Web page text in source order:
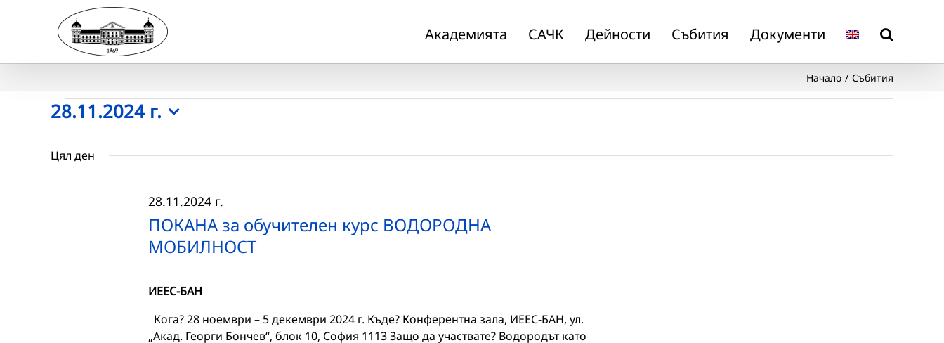
Академията САЧК Дейности Събития Документи
Начало Събития
Събития
for
28.11.2024 г.
date.
Цял ден
ПОКАНА за обучителен курс ВОДОРОДНА
МОБИЛНОСТ
28.11.2024 г.
ИЕЕС-БАН
Кога? 28 ноември – 5 декември 2024 г. Къде? Конферентна зала, ИЕЕС-БАН, ул.
„Акад. Георги Бончев“, блок 10, София 1113 Защо да участвате? Водородът като